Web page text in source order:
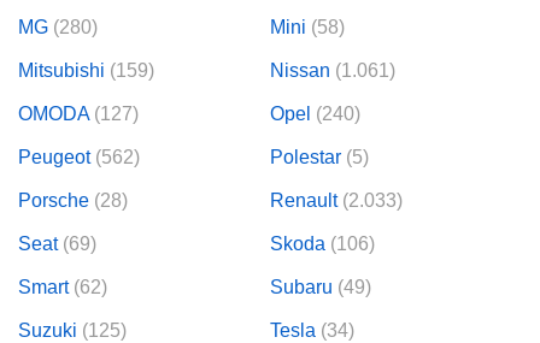
MG (280) Mini (58)
Mitsubishi (159) Nissan (1.061)
OMODA(127) Opel (240)
Peugeot(562) Polestar (5)
Porsche (28) Renault(2.033)
Seat(69) Skoda (106)
Smart(62) Subaru (49)
Suzuki (125) Tesla (34)